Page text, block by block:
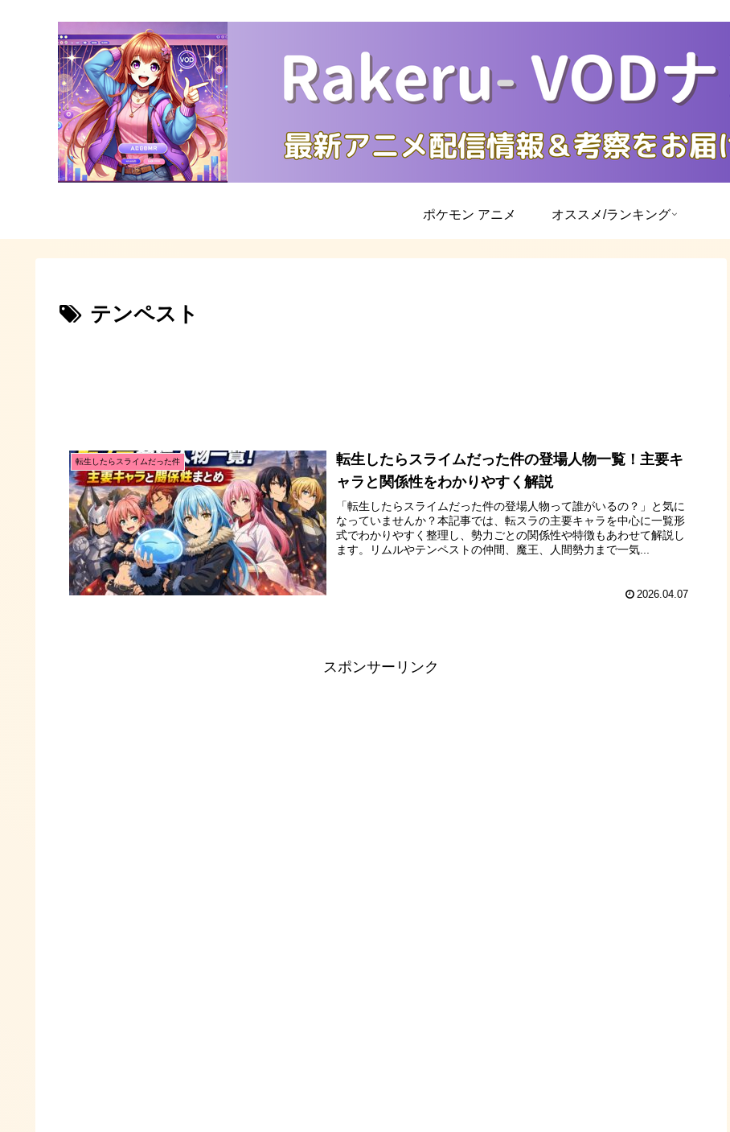
ポケモン アニメ オススメ/ランキング
テンペスト
転生したらスライムだった件
転生したらスライムだった件の登場人物一覧！主要キ
ャラと関係性をわかりやすく解説
「転生したらスライムだった件の登場人物って誰がいるの？」と気に
なっていませんか？本記事では、転スラの主要キャラを中心に一覧形
式でわかりやすく整理し、勢力ごとの関係性や特徴もあわせて解説し
ます。リムルやテンペストの仲間、魔王、人間勢力まで一気...
2026.04.07
スポンサーリンク